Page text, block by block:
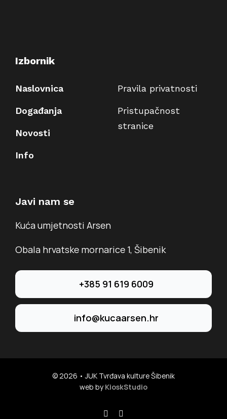
Izbornik
Naslovnica
Događanja
Novosti
Info
Pravila privatnosti
Pristupačnost
stranice
Javi nam se
Kuća umjetnosti Arsen
Obala hrvatske mornarice 1, Šibenik
+385 91 619 6009
info@kucaarsen.hr
© 2026 • JUK Tvrđava kulture Šibenik
web by KioskStudio